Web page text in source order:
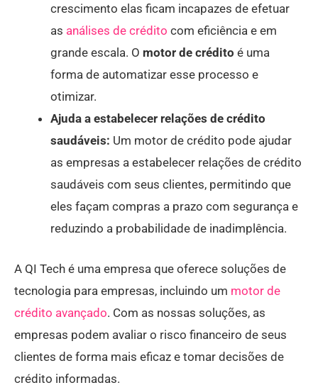
crescimento elas ficam incapazes de efetuar
as análises de crédito com eficiência e em
grande escala. O motor de crédito é uma
forma de automatizar esse processo e
otimizar.
Ajuda a estabelecer relações de crédito
saudáveis: Um motor de crédito pode ajudar
as empresas a estabelecer relações de crédito
saudáveis com seus clientes, permitindo que
eles façam compras a prazo com segurança e
reduzindo a probabilidade de inadimplência.
A QI Tech é uma empresa que oferece soluções de
tecnologia para empresas, incluindo um motor de
crédito avançado. Com as nossas soluções, as
empresas podem avaliar o risco financeiro de seus
clientes de forma mais eficaz e tomar decisões de
crédito informadas.